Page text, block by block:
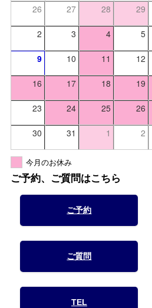
26 27 28 29
2 3 4 5
9 10 11 12
16 17 18 19
23 24 25 26
30 31 1 2
今月のお休み
ご予約、ご質問はこちら
ご予約
ご質問
TEL